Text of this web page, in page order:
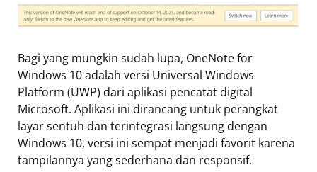
Bagi yang mungkin sudah lupa, OneNote for
Windows 10 adalah versi Universal Windows
Platform (UWP) dari aplikasi pencatat digital
Microsoft. Aplikasi ini dirancang untuk perangkat
layar sentuh dan terintegrasi langsung dengan
Windows 10, versi ini sempat menjadi favorit karena
tampilannya yang sederhana dan responsif.